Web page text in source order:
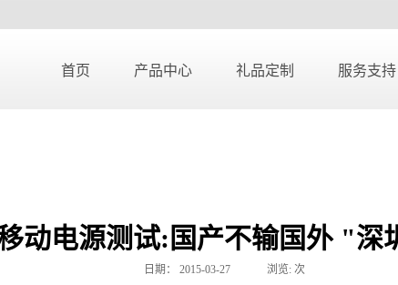
首页 产品中心 礼品定制 服务支持
动电源测试:国产不输国外 "深
日期： 2015-03-27 浏览: 次